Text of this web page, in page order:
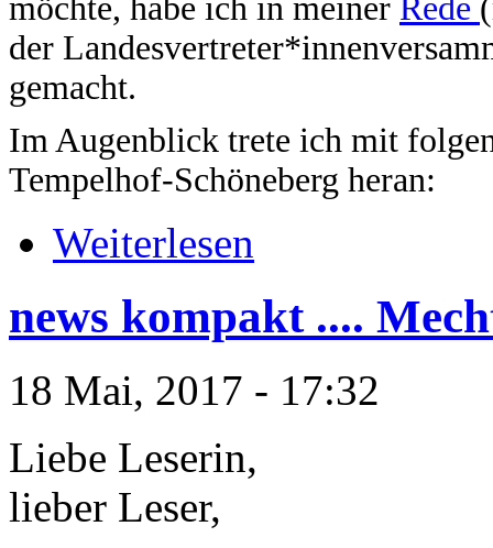
möchte, habe ich in meiner Rede
der
gemacht.
Im Augenblick trete ich mit
Tempelhof-Schöneberg heran:
Weiterlesen
news kompakt ....
18 Mai, 2017 - 17:32
Liebe Leserin,
lieber Leser,